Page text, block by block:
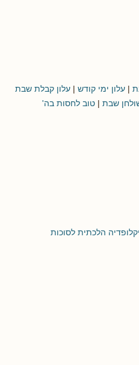
| עלון ימי קודש | עלון קבלת שבת
שבת | טוב לחסות בה'
הלכתית לסוכות